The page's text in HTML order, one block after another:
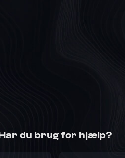
Har du brug for hjælp?